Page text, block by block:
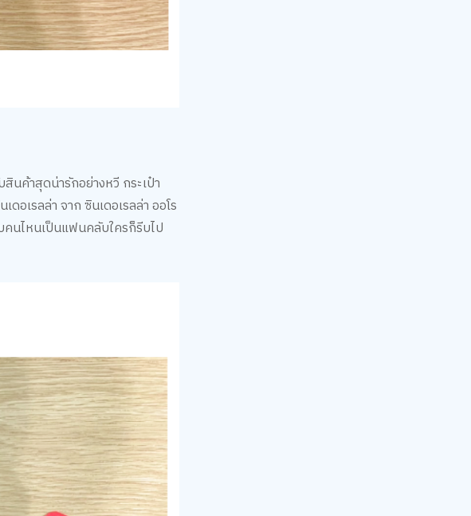
นค้าสุดน่ารักอย่างหวี กระเป๋า
อเรลล่า จาก ซินเดอเรลล่า ออโร
คนไหนเป็นแฟนคลับใครก็รีบไป